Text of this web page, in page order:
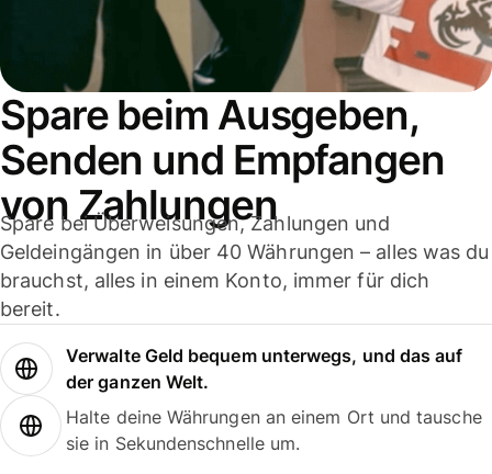
Spare beim Ausgeben,
Senden und Empfangen
von Zahlungen
Spare bei Überweisungen, Zahlungen und
Geldeingängen in über 40 Währungen – alles was du
brauchst, alles in einem Konto, immer für dich
bereit.
Verwalte Geld bequem unterwegs, und das auf
der ganzen Welt.
Halte deine Währungen an einem Ort und tausche
sie in Sekundenschnelle um.